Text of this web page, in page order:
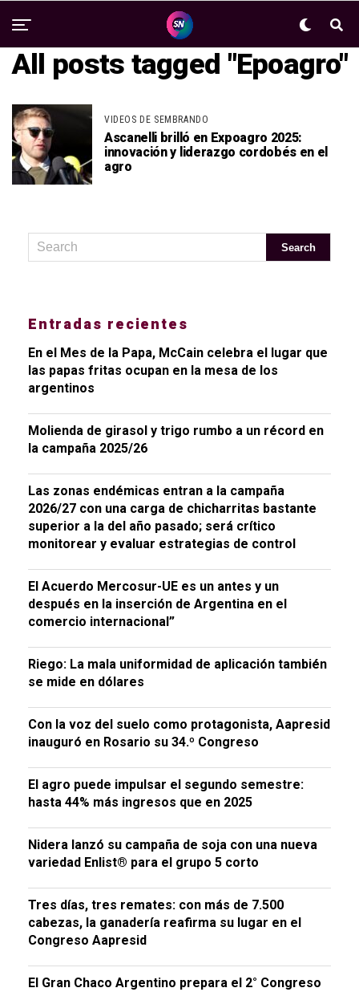
All posts tagged "Epoagro"
VIDEOS DE SEMBRANDO
Ascanelli brilló en Expoagro 2025:
innovación y liderazgo cordobés en el
agro
Entradas recientes
En el Mes de la Papa, McCain celebra el lugar que
las papas fritas ocupan en la mesa de los
argentinos
Molienda de girasol y trigo rumbo a un récord en
la campaña 2025/26
Las zonas endémicas entran a la campaña
2026/27 con una carga de chicharritas bastante
superior a la del año pasado; será crítico
monitorear y evaluar estrategias de control
El Acuerdo Mercosur-UE es un antes y un
después en la inserción de Argentina en el
comercio internacional”
Riego: La mala uniformidad de aplicación también
se mide en dólares
Con la voz del suelo como protagonista, Aapresid
inauguró en Rosario su 34.º Congreso
El agro puede impulsar el segundo semestre:
hasta 44% más ingresos que en 2025
Nidera lanzó su campaña de soja con una nueva
variedad Enlist® para el grupo 5 corto
Tres días, tres remates: con más de 7.500
cabezas, la ganadería reafirma su lugar en el
Congreso Aapresid
El Gran Chaco Argentino prepara el 2° Congreso